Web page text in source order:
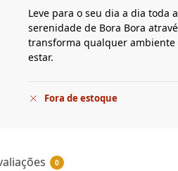
Leve para o seu dia a dia toda
serenidade de Bora Bora
transforma qualquer
estar.
Fora de estoque
0